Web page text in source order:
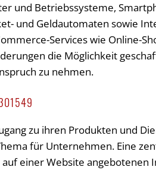
und Betriebssysteme,
und Geldautomaten sowie
Services wie Online-
die Möglichkeit
zu nehmen.
zu ihren Produkten und
für Unternehmen. Eine
auf einer Website angebotenen